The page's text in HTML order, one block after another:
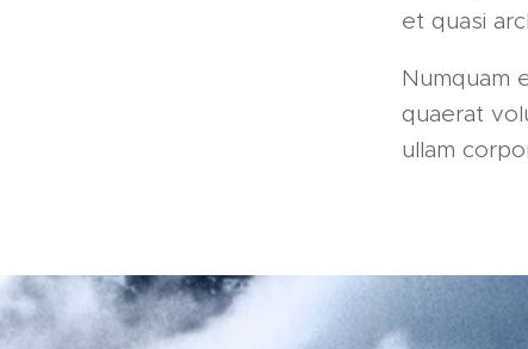
et quasi
Numquam
quaerat
ullam